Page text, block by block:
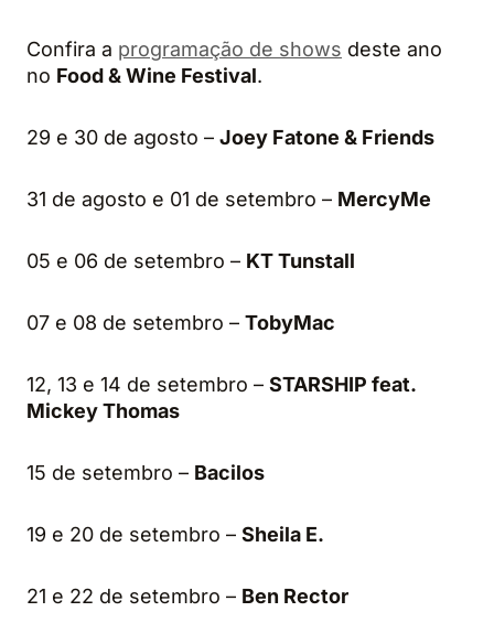
Confira a programação de shows deste ano
no Food & Wine Festival.
29 e 30 de agosto – Joey Fatone & Friends
31 de agosto e 01 de setembro – MercyMe
05 e 06 de setembro – KT Tunstall
07 e 08 de setembro – TobyMac
12, 13 e 14 de setembro – STARSHIP feat.
Mickey Thomas
15 de setembro – Bacilos
19 e 20 de setembro – Sheila E.
21 e 22 de setembro – Ben Rector